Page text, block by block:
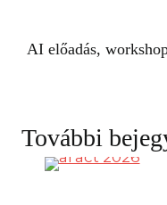
AI előadás,
További